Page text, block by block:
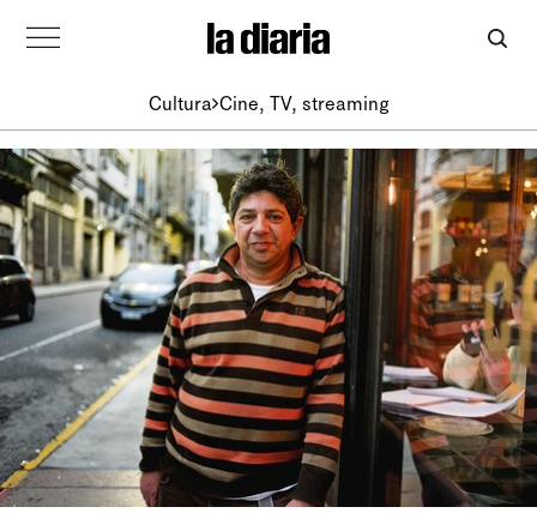
Cultura Cine, TV, streaming